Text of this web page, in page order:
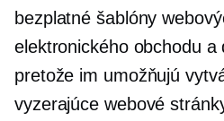
bezplatné šablóny
elektronického obchodu a
pretože im umožňujú
vyzerajúce webové